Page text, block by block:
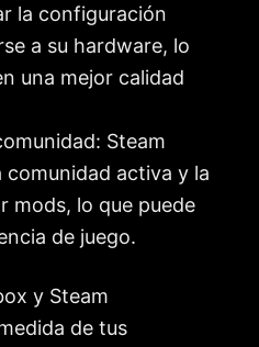
la configuración
a su hardware, lo
una mejor calidad
Steam
comunidad activa y la
mods, lo que puede
de juego.
y Steam
de tus